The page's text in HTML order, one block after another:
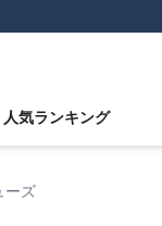
人気ランキング
ーズ